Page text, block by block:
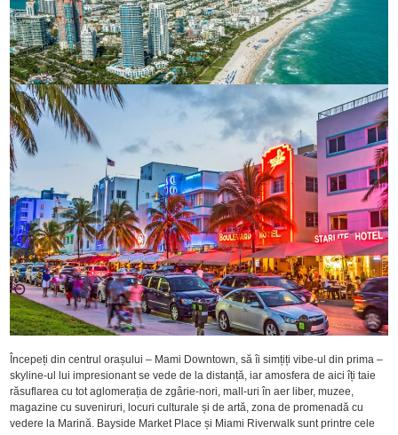
Începeți din centrul orașului – Mami Downtown, să îi simțiți vibe-ul din prima –
skyline-ul lui impresionant se vede de la distanță, iar amosfera de aici îți taie
răsuflarea cu tot aglomerația de zgârie-nori, mall-uri în aer liber, muzee,
magazine cu suveniruri, locuri culturale și de artă, zona de promenadă cu
vedere la Marină. Bayside Market Place și Miami Riverwalk sunt printre cele